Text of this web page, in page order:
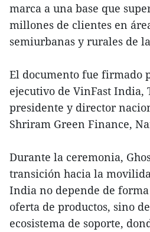
marca a una base que
millones de clientes en
semiurbanas y rurales de
El documento fue firmado
ejecutivo de VinFast India,
presidente y director
Shriram Green Finance,
Durante la ceremonia,
transición hacia la
India no depende de
oferta de productos, sino
ecosistema de soporte,